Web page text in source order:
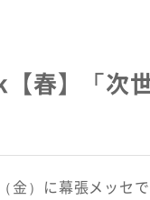
春】「次
金）に幕張メッセ